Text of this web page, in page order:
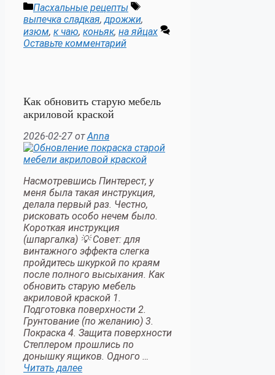
Рубрики
Пасхальные рецепты
Метки
выпечка сладкая,дрожжи,
изюм, к чаю, коньяк, на яйцах
Оставьте комментарий
Как обновить старую мебель
акриловой краской
2026-02-27 отAnna
Насмотревшись Пинтерест, у
меня была такая инструкция,
делала первый раз. Честно,
рисковать особо нечем было.
Короткая инструкция
(шпаргалка) 💡 Совет: для
винтажного эффекта слегка
пройдитесь шкуркой по краям
после полного высыхания. Как
обновить старую мебель
акриловой краской 1.
Подготовка поверхности 2.
Грунтование (по желанию) 3.
Покраска 4. Защита поверхности
Степлером прошлись по
донышку ящиков. Одного …
Читать далее